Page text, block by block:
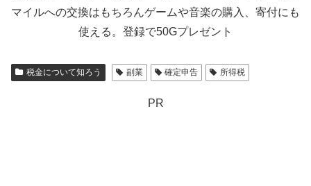
マイルへの交換はもちろんゲームや音楽の購入、寄付にも
使える。登録で50Gプレゼント
税金について知ろう 副業 確定申告 所得税
PR